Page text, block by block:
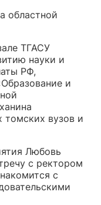
областной
ТГАСУ
науки и
РФ,
и
томских вузов и
Любовь
с ректором
с